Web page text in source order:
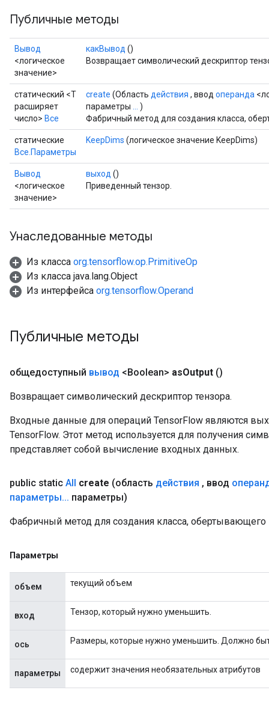
Публичные методы
Вывод
<логическое
значение>
какВывод ()
Возвращает символический дескриптор
статический <T
расширяет
число> Все
create (Область действия , ввод операнда
параметры
)
Фабричный метод для создания класса,
статические
Все.Параметры
KeepDims (логическое значение KeepDims)
Вывод
<логическое
значение>
выход ()
Приведенный тензор.
Унаследованные методы
Из класса org.tensorflow.op.PrimitiveOp
Из класса java.lang.Object
Из интерфейса org.tensorflow.Operand
Публичные методы
общедоступный вывод <Boolean> asOutput ()
Возвращает символический дескриптор тензора.
Входные данные для операций TensorFlow являются
TensorFlow. Этот метод используется для получения
представляет собой вычисление входных данных.
public static All create (область действия , ввод
параметры... параметры)
Фабричный метод для создания класса,
Параметры
объем текущий объем
вход Тензор, который нужно уменьшить.
ось Размеры, которые нужно уменьшить. Должно
параметры содержит значения необязательных атрибутов